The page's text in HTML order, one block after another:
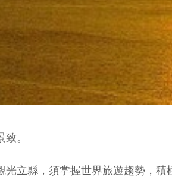
。
立縣，須掌握世界旅遊趨勢，